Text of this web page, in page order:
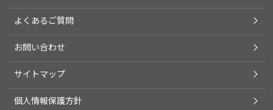
よくあるご質問
お問い合わせ
サイトマップ
個人情報保護方針